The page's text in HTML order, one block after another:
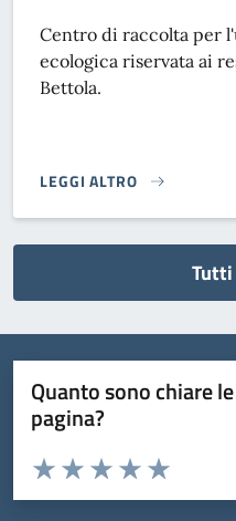
Centro di raccolta per
ecologica riservata ai
Bettola.
LEGGI ALTRO
}
Quanto sono chiare
pagina?
Domanda
Valuta da 1 a 5 stelle la pagina
Valuta 5
Valuta 4 stelle
Valuta 3 stelle su 5
Valuta 2 stelle su 5
Valuta 1 stelle su 5